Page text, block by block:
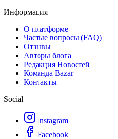
Информация
О платформе
Частые вопросы (FAQ)
Отзывы
Авторы блога
Редакция Новостей
Команда Bazar
Контакты
Social
Instagram
Facebook